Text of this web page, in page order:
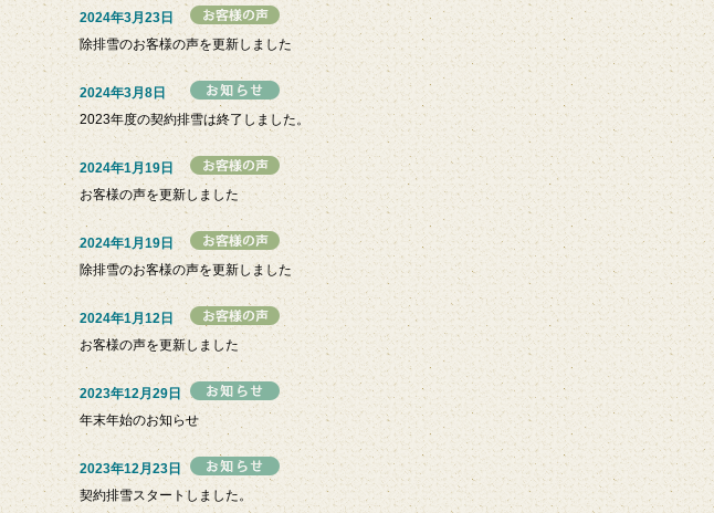
2024年3月23日
除排雪のお客様の声を更新しました
2024年3月8日
2023年度の契約排雪は終了しました。
2024年1月19日
お客様の声を更新しました
2024年1月19日
除排雪のお客様の声を更新しました
2024年1月12日
お客様の声を更新しました
2023年12月29日
年末年始のお知らせ
2023年12月23日
契約排雪スタートしました。